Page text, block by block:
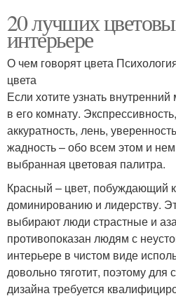
20 лучших
интерьере
О чем говорят цвета
цвета
Если хотите узнать
в его комнату.
аккуратность, лень,
жадность – обо всем этом и
выбранная цветовая палитра.
Красный – цвет, побуждающий
доминированию и лидерству.
выбирают люди страстные и
противопоказан людям с
интерьере в чистом виде
довольно тяготит, поэтому для
дизайна требуется